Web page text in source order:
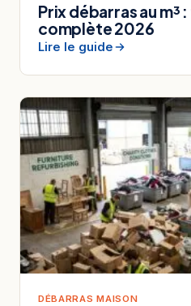
Prix débarras au m³
complète 2026
Lire le guide
DÉBARRAS MAISON